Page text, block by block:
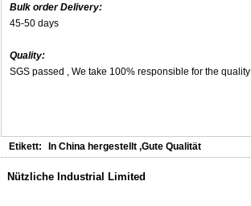
Bulk order Delivery:
45-50 days
Quality:
SGS passed , We take 100% responsible for the quality
Etikett: In China hergestellt ,Gute Qualität
Nützliche Industrial Limited